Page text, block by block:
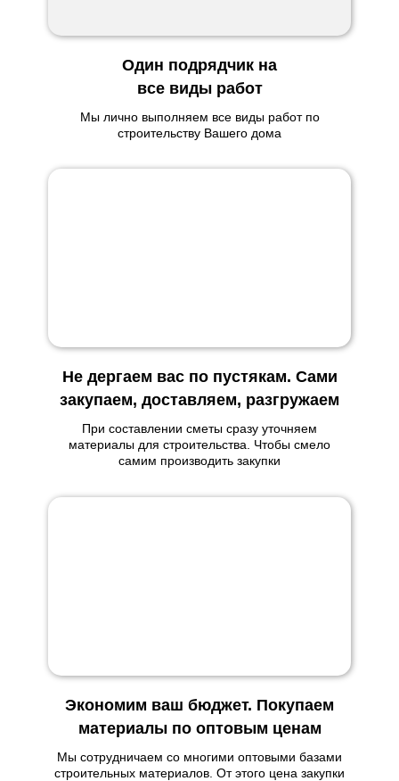
Один подрядчик на
все виды работ
Мы лично выполняем все виды работ по
строительству Вашего дома
Не дергаем вас по пустякам. Сами
закупаем, доставляем, разгружаем
При составлении сметы сразу уточняем
материалы для строительства. Чтобы смело
самим производить закупки
Экономим ваш бюджет. Покупаем
материалы по оптовым ценам
Мы сотрудничаем со многими оптовыми базами
строительных материалов. От этого цена закупки